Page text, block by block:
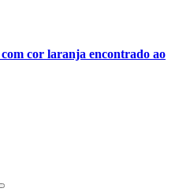
cor laranja encontrado ao